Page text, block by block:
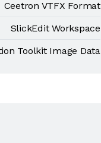
Ceetron VTFX Format
SlickEdit Workspace
Toolkit Image Data